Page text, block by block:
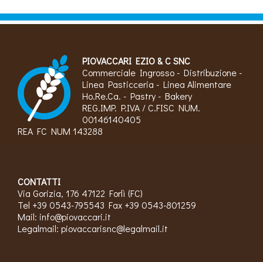
PIOVACCARI EZIO & C SNC
Commerciale Ingrosso - Distribuzione -
Linea Pasticceria - Linea Alimentare
Ho.Re.Ca. - Pastry - Bakery
REG.IMP. P.IVA / C.FISC NUM.
00146140405
REA FC NUM 143288
CONTATTI
Via Gorizia, 176 47122 Forlì (FC)
Tel +39 0543-795543 Fax +39 0543-801259
Mail: info@piovaccari.it
Legalmail: piovaccarisnc@legalmail.it